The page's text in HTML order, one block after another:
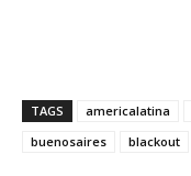
TAGS americalatina
buenosaires
blackout